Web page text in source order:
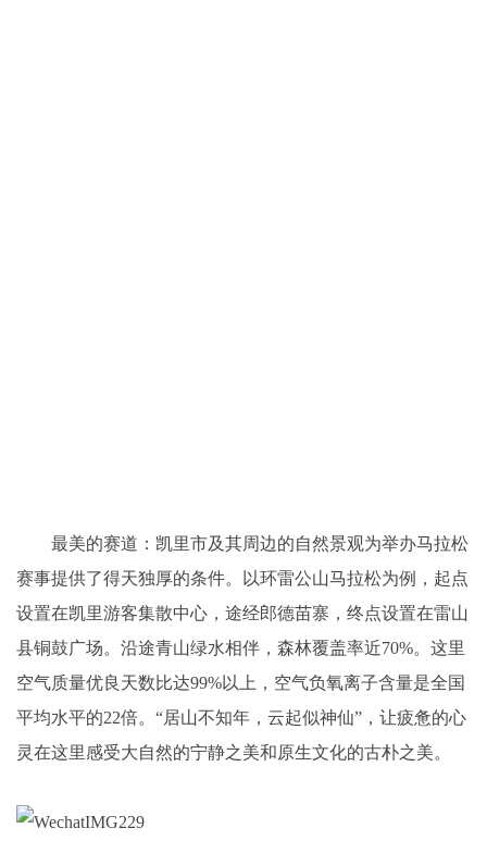
最美的赛道：凯里市及其周边的自然景观为举办马拉松
赛事提供了得天独厚的条件。以环雷公山马拉松为例，起点
设置在凯里游客集散中心，途经郎德苗寨，终点设置在雷山
县铜鼓广场。沿途青山绿水相伴，森林覆盖率近70%。这里
空气质量优良天数比达99%以上，空气负氧离子含量是全国
平均水平的22倍。“居山不知年，云起似神仙”，让疲惫的心
灵在这里感受大自然的宁静之美和原生文化的古朴之美。